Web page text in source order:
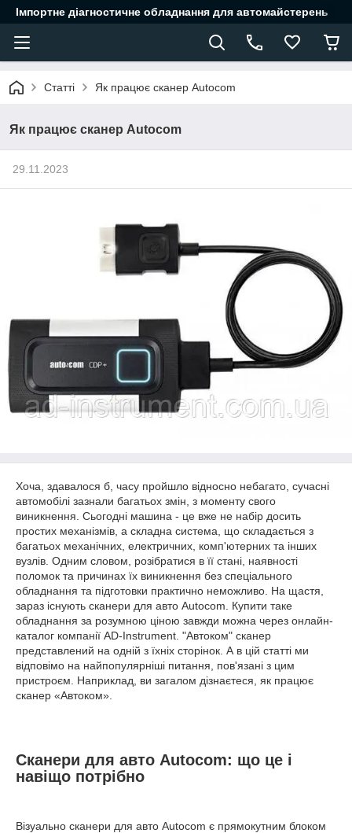
Імпортне діагностичне обладнання для автомайстерень
Статті Як працює сканер Autocom
Як працює сканер Autocom
29.11.2023
Хоча, здавалося б, часу пройшло відносно небагато, сучасні
автомобілі зазнали багатьох змін, з моменту свого
виникнення. Сьогодні машина - це вже не набір досить
простих механізмів, а складна система, що складається з
багатьох механічних, електричних, комп'ютерних та інших
вузлів. Одним словом, розібратися в її стані, наявності
поломок та причинах їх виникнення без спеціального
обладнання та підготовки практично неможливо. На щастя,
зараз існують сканери для авто Autocom. Купити таке
обладнання за розумною ціною завжди можна через онлайн-
каталог компанії AD-Instrument. "Автоком" сканер
представлений на одній з їхніх сторінок. А в цій статті ми
відповімо на найпопулярніші питання, пов'язані з цим
пристроєм. Наприклад, ви загалом дізнаєтеся, як працює
сканер «Автоком».
Сканери для авто Autocom: що це і
навіщо потрібно
Візуально сканери для авто Autocom є прямокутним блоком